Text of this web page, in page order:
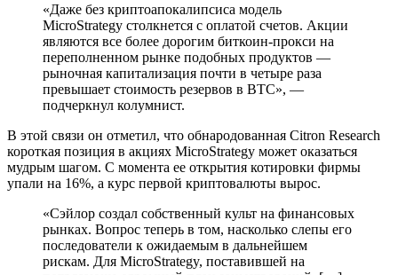
«Даже без криптоапокалипсиса модель
MicroStrategy столкнется с оплатой счетов. Акции
являются все более дорогим биткоин-прокси на
переполненном рынке подобных продуктов —
рыночная капитализация почти в четыре раза
превышает стоимость резервов в BTC», —
подчеркнул колумнист.
В этой связи он отметил, что обнародованная Citron Research
короткая позиция в акциях MicroStrategy может оказаться
мудрым шагом. С момента ее открытия котировки фирмы
упали на 16%, а курс первой криптовалюты вырос.
«Сэйлор создал собственный культ на финансовых
рынках. Вопрос теперь в том, насколько слепы его
последователи к ожидаемым в дальнейшем
рискам. Для MicroStrategy, поставившей на